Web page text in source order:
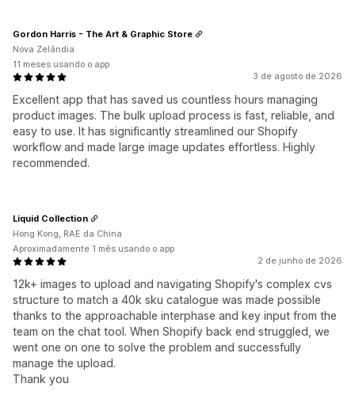
3 de agosto de 2026
Excellent app that has saved us countless hours managing
product images. The bulk upload process is fast, reliable, and
easy to use. It has significantly streamlined our Shopify
workflow and made large image updates effortless. Highly
recommended.
Gordon Harris - The Art & Graphic Store
Nova Zelândia
11 meses usando o app
2 de junho de 2026
12k+ images to upload and navigating Shopify's complex cvs
structure to match a 40k sku catalogue was made possible
thanks to the approachable interphase and key input from the
team on the chat tool. When Shopify back end struggled, we
went one on one to solve the problem and successfully
manage the upload.
Thank you
Liquid Collection
Hong Kong, RAE da China
Aproximadamente 1 mês usando o app